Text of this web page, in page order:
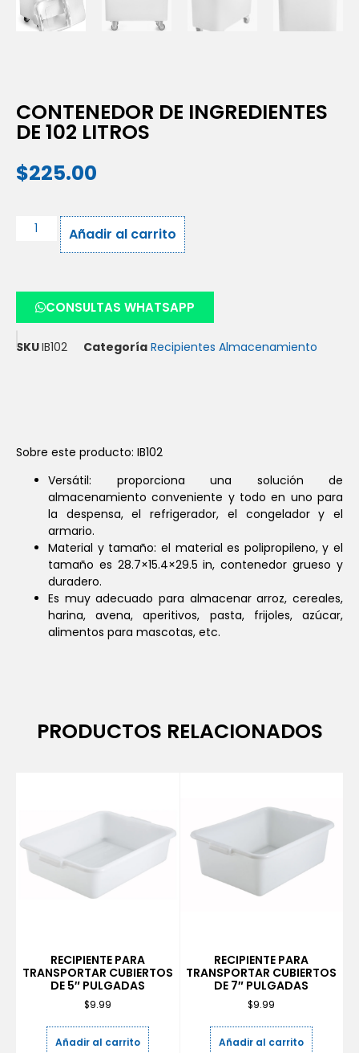
CONTENEDOR DE INGREDIENTES
DE 102 LITROS
$225.00
Añadir al carrito
CONSULTAS WHATSAPP
SKUIB102 Categoría Recipientes Almacenamiento
Sobre este producto: IB102
Versátil: proporciona una solución de
almacenamiento conveniente y todo en uno para
la despensa, el refrigerador, el congelador y el
armario.
Material y tamaño: el material es polipropileno, y el
tamaño es 28.7×15.4×29.5 in, contenedor grueso y
duradero.
Es muy adecuado para almacenar arroz, cereales,
harina, avena, aperitivos, pasta, frijoles, azúcar,
alimentos para mascotas, etc.
PRODUCTOS RELACIONADOS
RECIPIENTE PARA
TRANSPORTAR CUBIERTOS
DE 5″ PULGADAS
$9.99
Añadir al carrito
RECIPIENTE PARA
TRANSPORTAR CUBIERTOS
DE 7″ PULGADAS
$9.99
Añadir al carrito